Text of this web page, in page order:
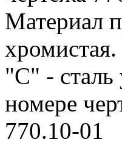
Материал
"С" - сталь
номере
770.10-01